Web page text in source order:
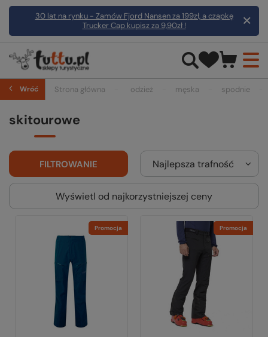
30 lat na rynku - Zamów Fjord Nansen za 199zł, a czapkę
Trucker Cap kupisz za 9,90zł !
Wróć Strona główna odzież męska spodnie
skitourowe
Najlepsza trafność
FILTROWANIE
Wyświetl od najkorzystniejszej ceny
Promocja Promocja